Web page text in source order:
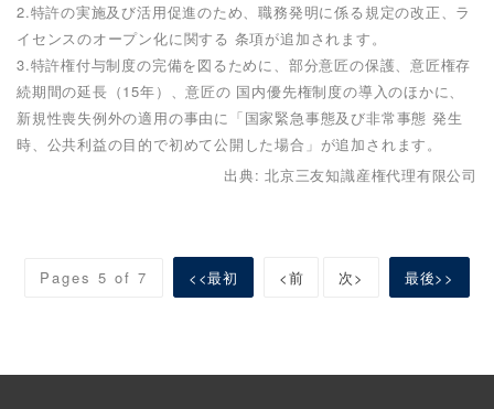
2.特許の実施及び活用促進のため、職務発明に係る規定の改正、ラ
イセンスのオープン化に関する 条項が追加されます。
3.特許権付与制度の完備を図るために、部分意匠の保護、意匠権存
続期間の延長（15年）、意匠の 国内優先権制度の導入のほかに、
新規性喪失例外の適用の事由に「国家緊急事態及び非常事態 発生
時、公共利益の目的で初めて公開した場合」が追加されます。
出典: 北京三友知識産権代理有限公司
Pages 5 of 7 <<最初 <前 次> 最後>>